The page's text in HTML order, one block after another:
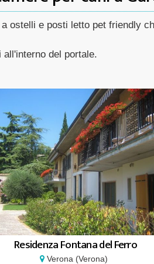
ostelli e posti letto pet friendly
del portale.
Residenza Fontana del Ferro
Verona (Verona)